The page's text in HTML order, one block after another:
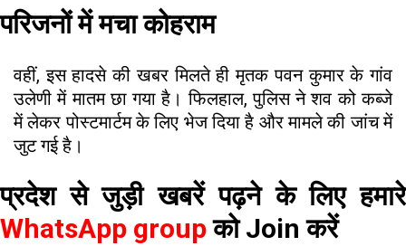
परिजनों में मचा कोहराम
वहीं, इस हादसे की खबर मिलते ही मृतक पवन कुमार के गांव
उलेणी में मातम छा गया है। फिलहाल, पुलिस ने शव को कब्जे
में लेकर पोस्टमार्टम के लिए भेज दिया है और मामले की जांच में
जुट गई है।
प्रदेश से जुड़ी खबरें पढ़ने के लिए हमारे
WhatsApp groupको Join करें